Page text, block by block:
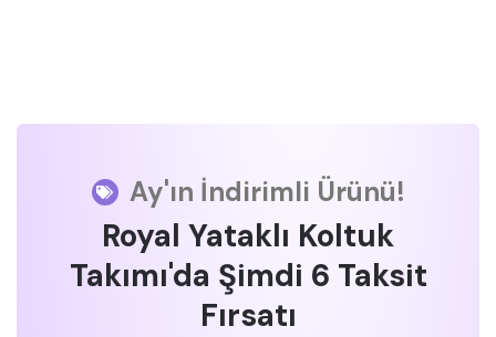
Ay'ın İndirimli Ürünü!
Royal Yataklı Koltuk
Takımı'da Şimdi 6 Taksit
Fırsatı